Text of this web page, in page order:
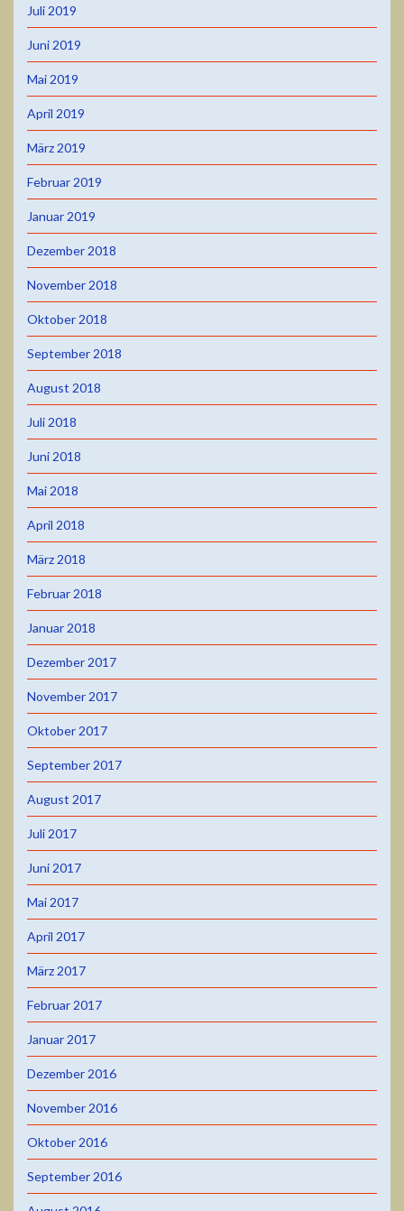
Juli 2019
Juni 2019
Mai 2019
April 2019
März 2019
Februar 2019
Januar 2019
Dezember 2018
November 2018
Oktober 2018
September 2018
August 2018
Juli 2018
Juni 2018
Mai 2018
April 2018
März 2018
Februar 2018
Januar 2018
Dezember 2017
November 2017
Oktober 2017
September 2017
August 2017
Juli 2017
Juni 2017
Mai 2017
April 2017
März 2017
Februar 2017
Januar 2017
Dezember 2016
November 2016
Oktober 2016
September 2016